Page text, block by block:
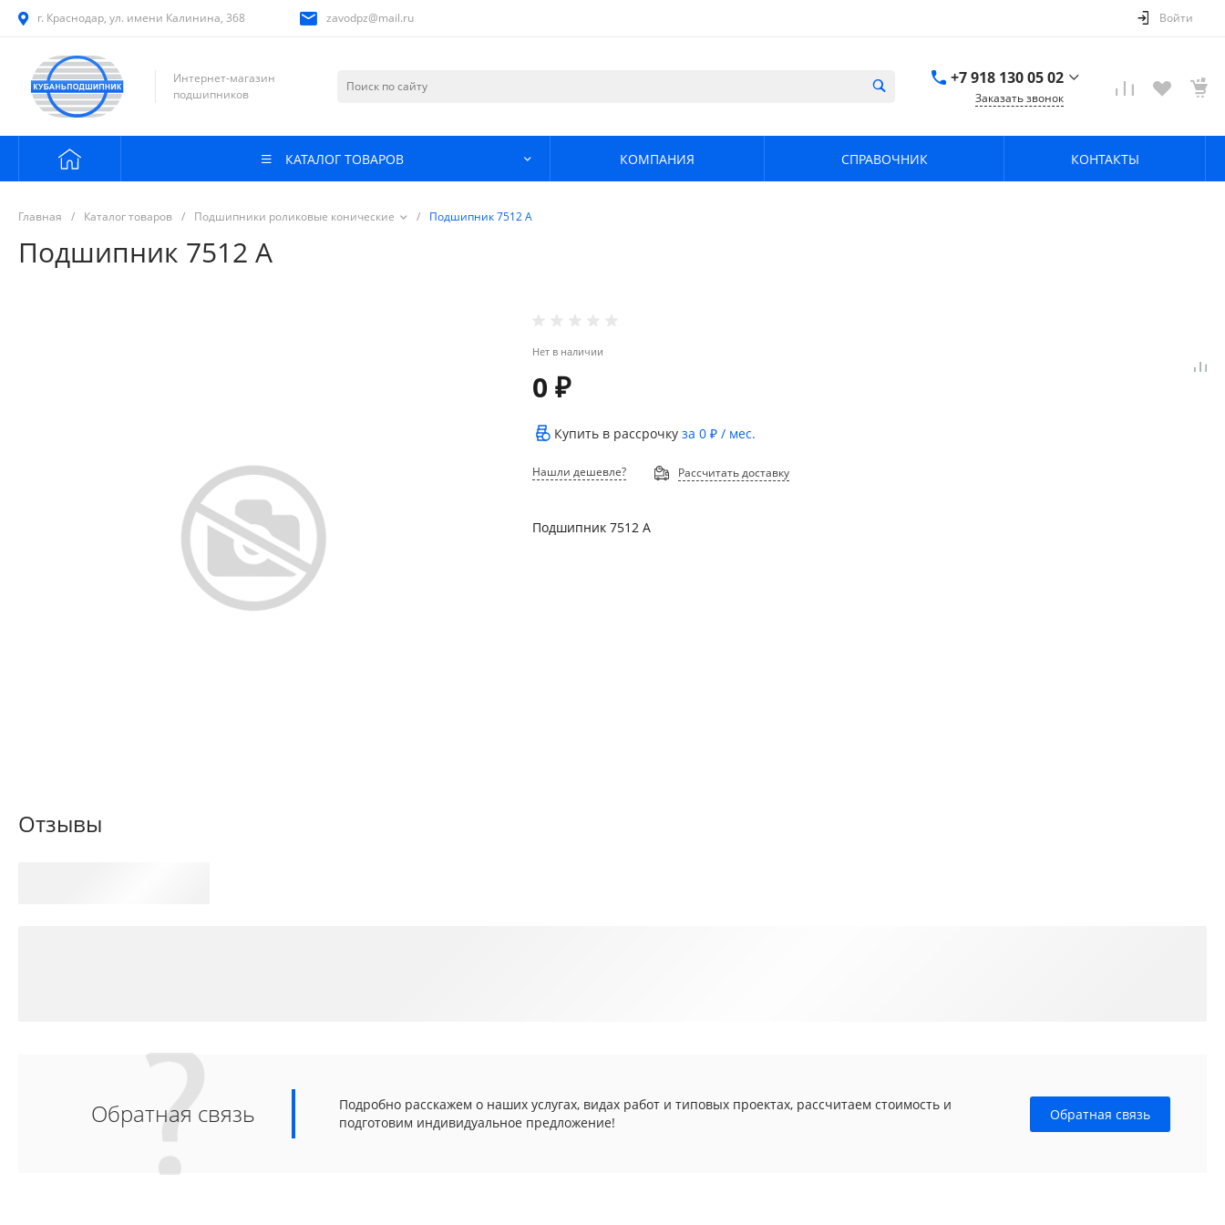
г. Краснодар, ул. имени Калинина, 368 zavodpz@mail.ru Войти
Интернет-магазин
подшипников
+7 918 130 05 02
Заказать звонок
КАТАЛОГ ТОВАРОВ КОМПАНИЯ СПРАВОЧНИК КОНТАКТЫ
Главная / Каталог товаров / Подшипники роликовые конические / Подшипник 7512 А
Подшипник 7512 А
Нет в наличии
0 ₽
Купить в рассрочкуза0 ₽ / мес.
Нашли дешевле? Рассчитать доставку
Подшипник 7512 А
Отзывы
Обратная связь
Подробно расскажем о наших услугах, видах работ и типовых проектах, рассчитаем стоимость и
подготовим индивидуальное предложение!
Обратная связь